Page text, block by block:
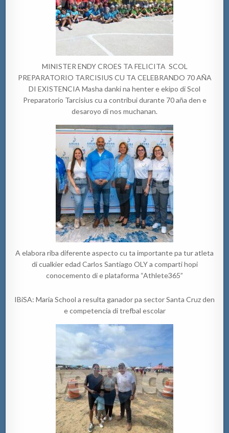
MINISTER ENDY CROES TA FELICITA SCOL
PREPARATORIO TARCISIUS CU TA CELEBRANDO 70 AÑA
DI EXISTENCIA Masha danki na henter e ekipo di Scol
Preparatorio Tarcisius cu a contribui durante 70 aña den e
desaroyo di nos muchanan.
A elabora riba diferente aspecto cu ta importante pa tur atleta
di cualkier edad Carlos Santiago OLY a comparti hopi
conocemento di e plataforma “Athlete365”
IBiSA: Maria School a resulta ganador pa sector Santa Cruz den
e competencia di trefbal escolar